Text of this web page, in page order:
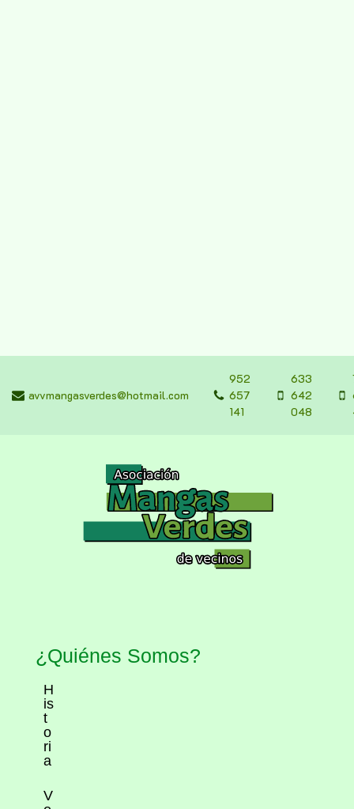
avvmangasverdes@hotmail.com
952
657
141
633
642
048
¿Quiénes Somos?
H
is
t
o
ri
a
V